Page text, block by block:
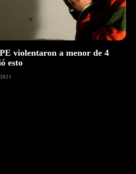
violentaron a menor de 4
esto